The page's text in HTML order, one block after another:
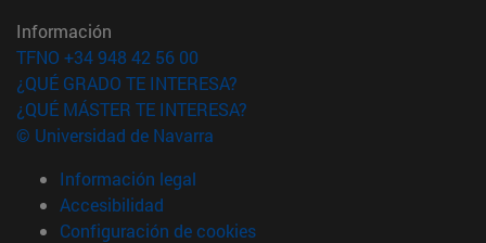
Información
TFNO +34 948 42 56 00
¿QUÉ GRADO TE INTERESA?
¿QUÉ MÁSTER TE INTERESA?
© Universidad de Navarra
Información legal
Accesibilidad
Configuración de cookies